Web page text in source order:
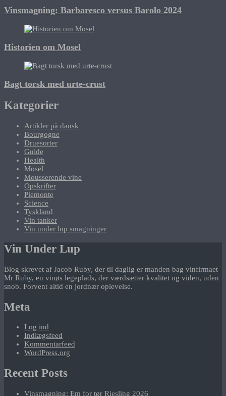
Vinsmagning: Barbaresco versus Barolo 2024
Historien om Mosel
Bagt torsk med urte-crust
Kategorier
Artikler på dansk
Bourgogne
Druesorter
Guide
Health
Mosel
Mousserende vine
Opskrifter
Piemonte
Science
Tyskland
Vin tanker
Vin under lup smagninger
Vin Under Lup
Blog skrevet af Jacob Ruby, der til daglig er manden bag vinfirmaet
Mr Ruby, en vinøs legeplads, der værdsætter kvalitet og viden, uden
snob. Forvent altid en jordnær oplevelse.
Meta
Log ind
Indlægsfeed
Kommentarfeed
WordPress.org
Recent Posts
Vinsmagning: Em for tør Riesling 2026